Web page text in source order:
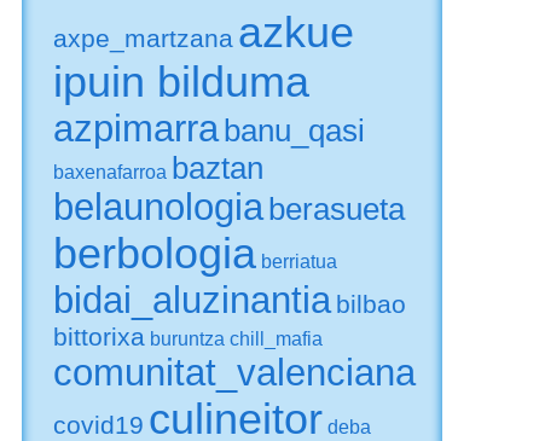
axpe_martzana azkue
ipuin bilduma
azpimarra banu_qasi
baxenafarroa baztan
belaunologia berasueta
berbologia berriatua
bidai_aluzinantia bilbao
bittorixa buruntza chill_mafia
comunitat_valenciana
covid19 culineitor deba